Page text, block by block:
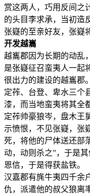
赏这两人，巧用反间之
的头目李求承，当初造
张嶷的至亲好友，张嶷
开发越巂
越巂郡因为长期的动乱
是张嶷征召蛮夷人一起
很出力的建设的越巂郡。
定莋、台登、卑水三个
漆，而当地蛮夷将其全
定莋帅豪狼岑，盘木王
示愤恨，不见张嶷，张
死，将他的尸体送还部
动，动则杀之”，于是
恩信，于是得获盐铁。
汉嘉郡有旄牛夷四千余
仇，派遣他的叔父狼离